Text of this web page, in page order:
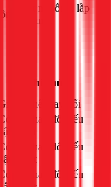
công
Kết nối ống, lắp
đặt máy
Ghi chú
Giá có thể thay đổi
Có thể thay đổi nếu
vật tư tốt
Có thể thay đổi nếu
vật tư tốt
Có thể thay đổi nếu